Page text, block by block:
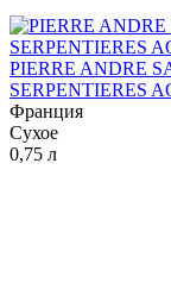
PIERRE ANDRE
SERPENTIERES
Франция
Сухое
0,75 л